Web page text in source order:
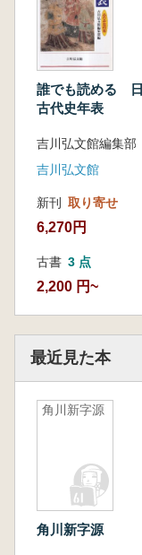
誰でも読める
古代史年表
吉川弘文館編集
吉川弘文館
新刊 取り寄せ
6,270円
古書 3 点
2,200 円~
最近見た本
角川新字源
角川新字源